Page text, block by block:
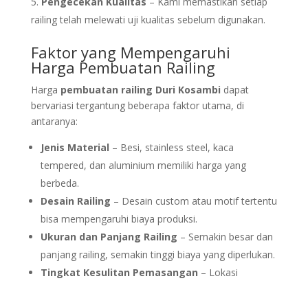
railing telah melewati uji kualitas sebelum digunakan.
Faktor yang Mempengaruhi
Harga Pembuatan Railing
Harga pembuatan railing Duri Kosambi dapat
bervariasi tergantung beberapa faktor utama, di
antaranya:
Jenis Material – Besi, stainless steel, kaca
tempered, dan aluminium memiliki harga yang
berbeda.
Desain Railing – Desain custom atau motif tertentu
bisa mempengaruhi biaya produksi.
Ukuran dan Panjang Railing – Semakin besar dan
panjang railing, semakin tinggi biaya yang diperlukan.
Tingkat Kesulitan Pemasangan – Lokasi